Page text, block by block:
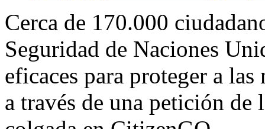
Cerca de 170.000
Seguridad de Naciones
eficaces para proteger a
a través de una petición de